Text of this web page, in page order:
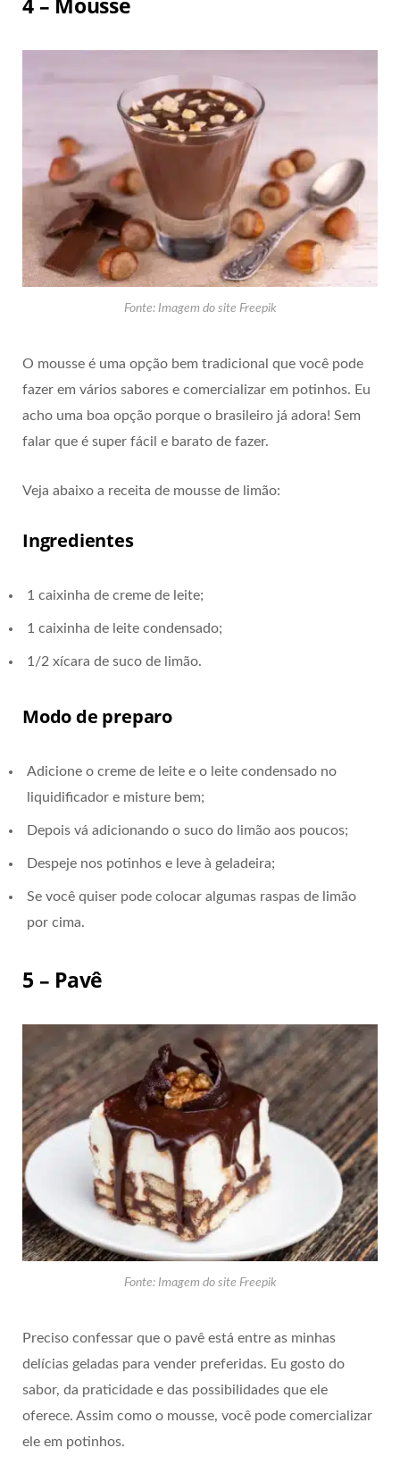
Fonte: Imagem do site Freepik
O mousse é uma opção bem tradicional que você pode
fazer em vários sabores e comercializar em potinhos. Eu
acho uma boa opção porque o brasileiro já adora! Sem
falar que é super fácil e barato de fazer.
Veja abaixo a receita de mousse de limão:
Ingredientes
1 caixinha de creme de leite;
1 caixinha de leite condensado;
1/2 xícara de suco de limão.
Modo de preparo
Adicione o creme de leite e o leite condensado no
liquidificador e misture bem;
Depois vá adicionando o suco do limão aos poucos;
Despeje nos potinhos e leve à geladeira;
Se você quiser pode colocar algumas raspas de limão
por cima.
5 – Pavê
Fonte: Imagem do site Freepik
Preciso confessar que o pavê está entre as minhas
delícias geladas para vender preferidas. Eu gosto do
sabor, da praticidade e das possibilidades que ele
oferece. Assim como o mousse, você pode comercializar
ele em potinhos.